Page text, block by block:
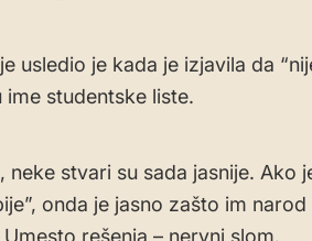
usledio je kada je izjavila da
studentske liste.
neke stvari su sada jasnije. Ako
onda je jasno zašto im
rešenja – nervni slom.